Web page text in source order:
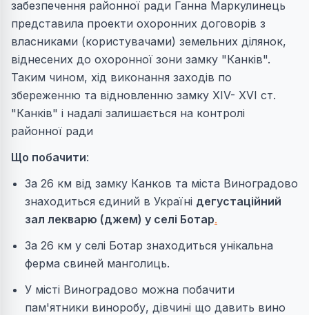
забезпечення районної ради Ганна Маркулинець
представила проекти охоронних договорів з
власниками (користувачами) земельних ділянок,
віднесених до охоронної зони замку "Канків".
Таким чином, хід виконання заходів по
збереженню та відновленню замку XIV- XVI ст.
"Канків" і надалі залишається на контролі
районної ради
Що побачити:
За 26 км від замку Канков та міста Виноградово
знаходиться єдиний в Україні дегустаційний
зал лекварю (джем) у селі Ботар.
За 26 км у селі Ботар знаходиться унікальна
ферма свиней манголиць.
У місті Виноградово можна побачити
пам'ятники виноробу, дівчині що давить вино